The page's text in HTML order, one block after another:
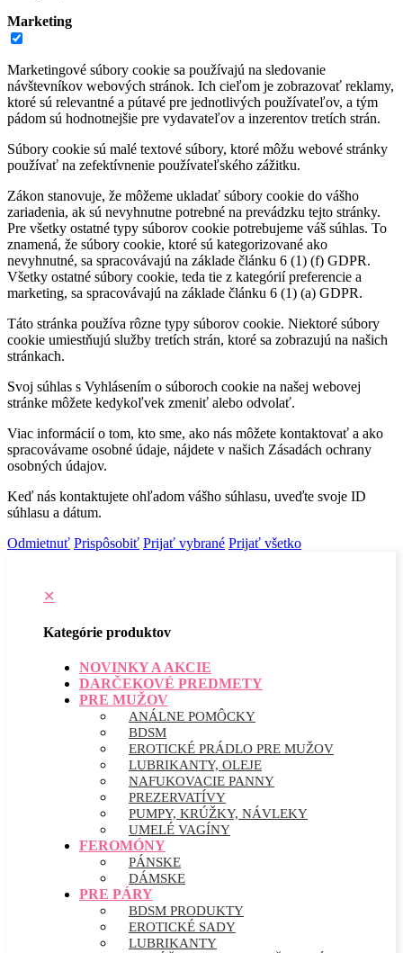
Marketing
Marketingové súbory cookie sa používajú na sledovanie
návštevníkov webových stránok. Ich cieľom je zobrazovať reklamy,
ktoré sú relevantné a pútavé pre jednotlivých používateľov, a tým
pádom sú hodnotnejšie pre vydavateľov a inzerentov tretích strán.
Súbory cookie sú malé textové súbory, ktoré môžu webové stránky
používať na zefektívnenie používateľského zážitku.
Zákon stanovuje, že môžeme ukladať súbory cookie do vášho
zariadenia, ak sú nevyhnutne potrebné na prevádzku tejto stránky.
Pre všetky ostatné typy súborov cookie potrebujeme váš súhlas. To
znamená, že súbory cookie, ktoré sú kategorizované ako
nevyhnutné, sa spracovávajú na základe článku 6 (1) (f) GDPR.
Všetky ostatné súbory cookie, teda tie z kategórií preferencie a
marketing, sa spracovávajú na základe článku 6 (1) (a) GDPR.
Táto stránka používa rôzne typy súborov cookie. Niektoré súbory
cookie umiestňujú služby tretích strán, ktoré sa zobrazujú na našich
stránkach.
Svoj súhlas s Vyhlásením o súboroch cookie na našej webovej
stránke môžete kedykoľvek zmeniť alebo odvolať.
Viac informácií o tom, kto sme, ako nás môžete kontaktovať a ako
spracovávame osobné údaje, nájdete v našich Zásadách ochrany
osobných údajov.
Keď nás kontaktujete ohľadom vášho súhlasu, uveďte svoje ID
súhlasu a dátum.
Odmietnuť Prispôsobiť Prijať vybrané Prijať všetko
✕
Kategórie produktov
NOVINKY A AKCIE
DARČEKOVÉ PREDMETY
PRE MUŽOV
ANÁLNE POMÔCKY
BDSM
EROTICKÉ PRÁDLO PRE MUŽOV
LUBRIKANTY, OLEJE
NAFUKOVACIE PANNY
PREZERVATÍVY
PUMPY, KRÚŽKY, NÁVLEKY
UMELÉ VAGÍNY
FEROMÓNY
PÁNSKE
DÁMSKE
PRE PÁRY
BDSM PRODUKTY
EROTICKÉ SADY
LUBRIKANTY